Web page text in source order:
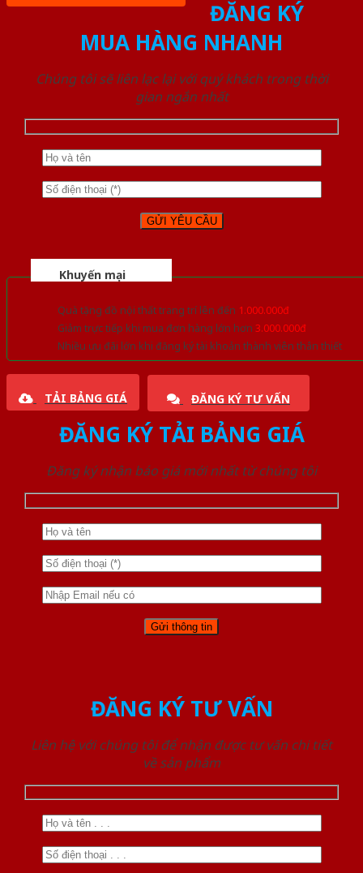
ĐĂNG KÝ
MUA HÀNG NHANH
Chúng tôi sẽ liên lạc lại với quý khách trong thời
gian ngắn nhất
Khuyến mại
Quà tặng đồ nội thất trang trí lên đến 1.000.000đ
Giảm trực tiếp khi mua đơn hàng lớn hơn 3.000.000đ
Nhiều ưu đãi lớn khi đăng ký tài khoản thành viên thân thiết
TẢI BẢNG GIÁ ĐĂNG KÝ TƯ VẤN
ĐĂNG KÝ TẢI BẢNG GIÁ
Đăng ký nhận báo giá mới nhất từ chúng tôi
ĐĂNG KÝ TƯ VẤN
Liên hệ với chúng tôi để nhận được tư vấn chi tiết
về sản phẩm